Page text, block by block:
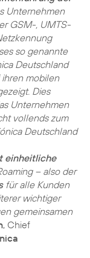
Unternehmen
GSM-, UMTS-
so genannte
Deutschland
mobilen
Dies
Unternehmen
vollends zum
Deutschland
einheitliche
– also der
für alle Kunden
wichtiger
gemeinsamen
, Chief